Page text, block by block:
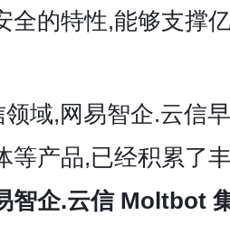
全的特性,能够支撑
域,网易智企.云信
等产品,已经积累了
智企.云信 Moltbot